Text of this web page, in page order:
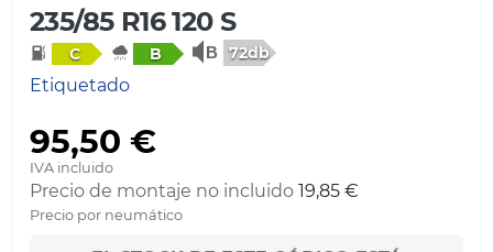
235/85 R16 120 S
C B 72db
Etiquetado
95,50 €
IVA incluido
Precio de montaje no incluido 19,85 €
Precio por neumático